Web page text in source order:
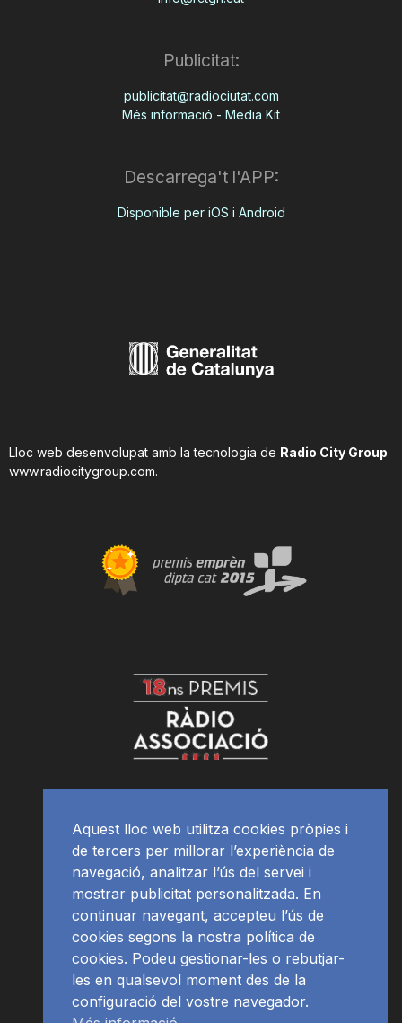
Publicitat:
publicitat@radiociutat.com
Més informació - Media Kit
Descarrega't l'APP:
Disponible per iOS i Android
Lloc web desenvolupat amb la tecnologia de Radio City Group
www.radiocitygroup.com.
Aquest lloc web utilitza cookies pròpies i
de tercers per millorar l’experiència de
navegació, analitzar l’ús del servei i
mostrar publicitat personalitzada. En
continuar navegant, accepteu l’ús de
cookies segons la nostra política de
cookies. Podeu gestionar-les o rebutjar-
les en qualsevol moment des de la
configuració del vostre navegador.